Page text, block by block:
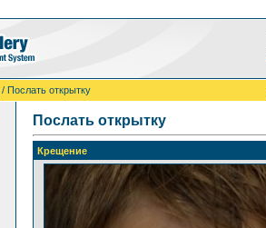
/ Послать открытку
Послать открытку
Крещение